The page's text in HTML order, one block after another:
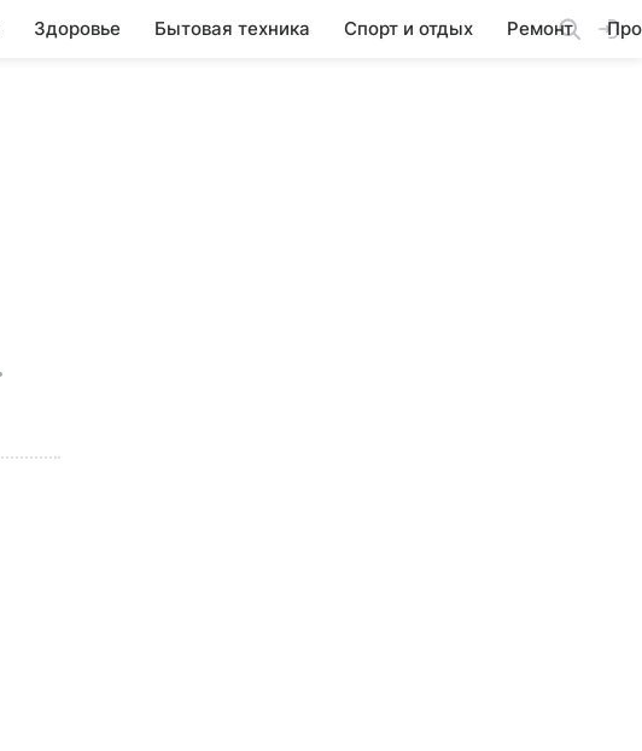
Здоровье Бытовая техника Спорт и отдых Ремонт